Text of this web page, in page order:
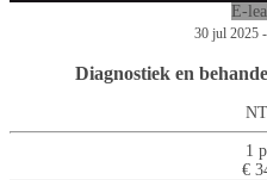
E-
30 jul 2025
Diagnostiek en
1
€